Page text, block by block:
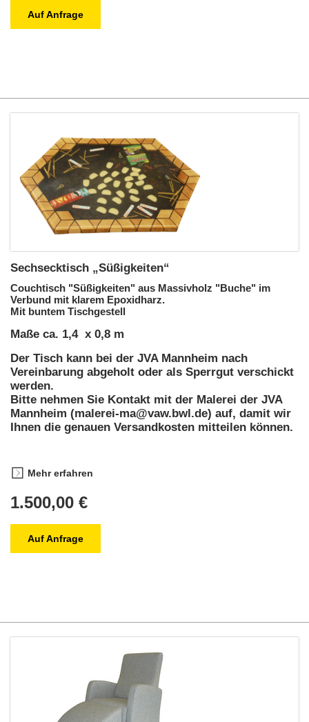
Auf Anfrage
Sechsecktisch „Süßigkeiten“
Couchtisch "Süßigkeiten" aus Massivholz "Buche" im
Verbund mit klarem Epoxidharz.
Mit buntem Tischgestell
Maße ca. 1,4 x 0,8 m
Der Tisch kann bei der JVA Mannheim nach
Vereinbarung abgeholt oder als Sperrgut verschickt
werden.
Bitte nehmen Sie Kontakt mit der Malerei der JVA
Mannheim (malerei-ma@vaw.bwl.de) auf, damit wir
Ihnen die genauen Versandkosten mitteilen können.
Mehr erfahren
1.500,00 €
Auf Anfrage